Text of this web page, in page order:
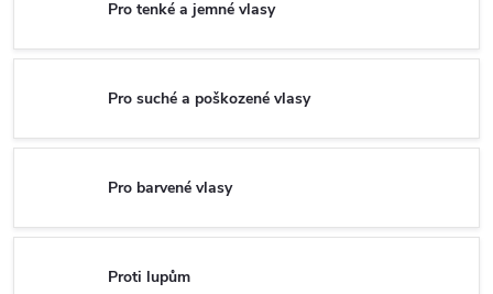
Pro tenké a jemné vlasy
Pro suché a poškozené vlasy
Pro barvené vlasy
Proti lupům